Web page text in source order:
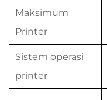
Maksimum
Printer
Sistem operasi
printer